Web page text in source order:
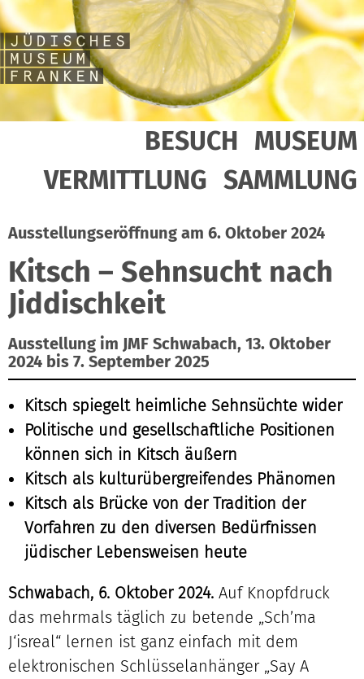
BESUCH MUSEUM
VERMITTLUNG SAMMLUNG
Ausstellungseröffnung am 6. Oktober 2024
Kitsch – Sehnsucht nach
Jiddischkeit
Ausstellung im JMF Schwabach, 13. Oktober
2024 bis 7. September 2025
Kitsch spiegelt heimliche Sehnsüchte wider
Politische und gesellschaftliche Positionen
können sich in Kitsch äußern
Kitsch als kulturübergreifendes Phänomen
Kitsch als Brücke von der Tradition der
Vorfahren zu den diversen Bedürfnissen
jüdischer Lebensweisen heute
Schwabach, 6. Oktober 2024. Auf Knopfdruck
das mehrmals täglich zu betende „Sch’ma
J‘isreal“ lernen ist ganz einfach mit dem
elektronischen Schlüsselanhänger „Say A